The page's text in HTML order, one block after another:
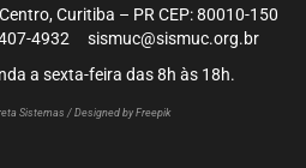
Curitiba – PR CEP: 80010-150
4932 sismuc@sismuc.org.br
a sexta-feira das 8h às 18h.
Sistemas / Designed by Freepik